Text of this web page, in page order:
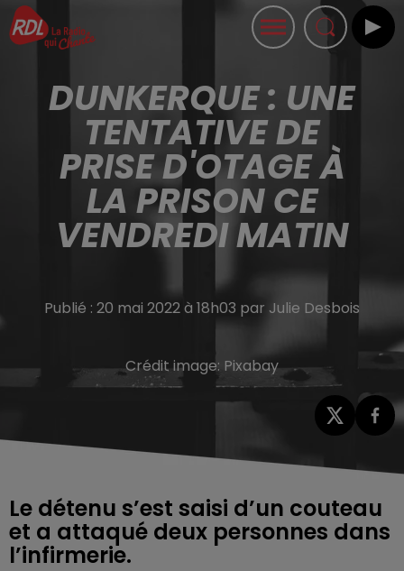
DUNKERQUE : UNE
TENTATIVE DE
PRISE D'OTAGE À
LA PRISON CE
VENDREDI MATIN
Publié : 20 mai 2022 à 18h03 par Julie Desbois
Crédit image: Pixabay
Le détenu s’est saisi d’un couteau
et a attaqué deux personnes dans
l’infirmerie.